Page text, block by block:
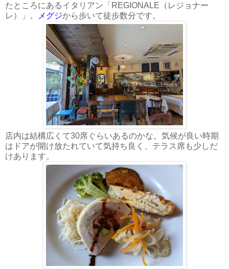
たところにあるイタリアン「REGIONALE（レジョナー
レ）」。
メグジから歩いて徒歩数分です。
店内は結構広くて30席ぐらいあるのかな。気候が良い時期
はドアが開け放たれていて気持ち良く、テラス席も少しだ
けあります。